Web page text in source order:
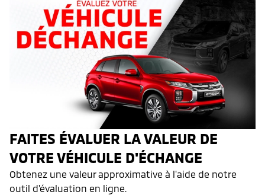
FAITES ÉVALUER LA VALEUR DE
VOTRE VÉHICULE D'ÉCHANGE
Obtenez une valeur approximative à l'aide de notre
outil d'évaluation en ligne.